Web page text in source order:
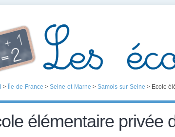
> Île-de-France > Seine-et-Marne > Samois-sur-Seine > Ecole
élémentaire privée